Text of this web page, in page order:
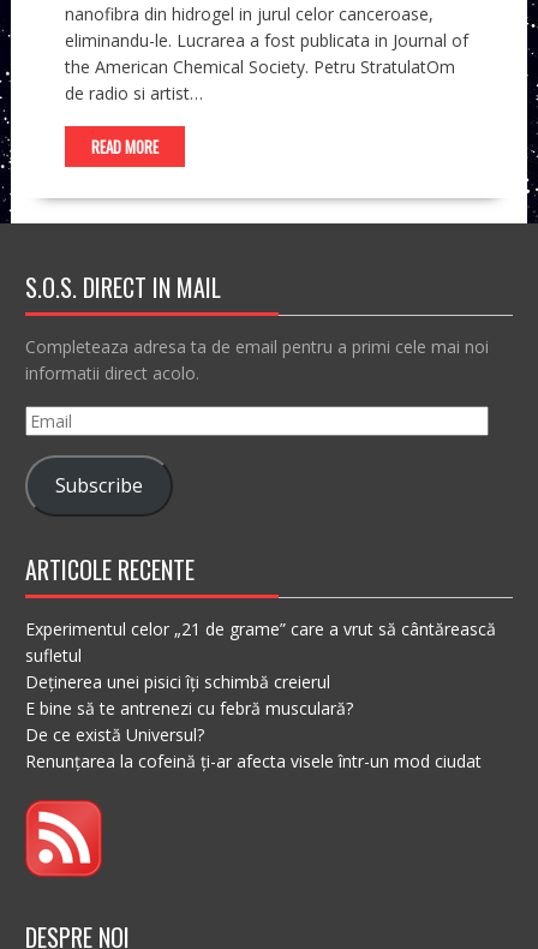
nanofibra din hidrogel in jurul celor canceroase,
eliminandu-le. Lucrarea a fost publicata in Journal of
the American Chemical Society. Petru StratulatOm
de radio si artist…
READ MORE
S.O.S. DIRECT IN MAIL
Completeaza adresa ta de email pentru a primi cele mai noi
informatii direct acolo.
Email
Subscribe
ARTICOLE RECENTE
Experimentul celor „21 de grame” care a vrut să cântărească
sufletul
Deținerea unei pisici îți schimbă creierul
E bine să te antrenezi cu febră musculară?
De ce există Universul?
Renunțarea la cofeină ți-ar afecta visele într-un mod ciudat
DESPRE NOI